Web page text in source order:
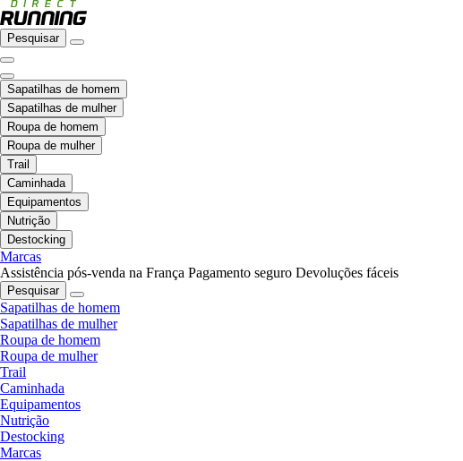
Pesquisar
Sapatilhas de homem
Sapatilhas de mulher
Roupa de homem
Roupa de mulher
Trail
Caminhada
Equipamentos
Nutrição
Destocking
Marcas
Assistência pós-venda na França Pagamento seguro Devoluções fáceis
Pesquisar
Sapatilhas de homem
Sapatilhas de mulher
Roupa de homem
Roupa de mulher
Trail
Caminhada
Equipamentos
Nutrição
Destocking
Marcas